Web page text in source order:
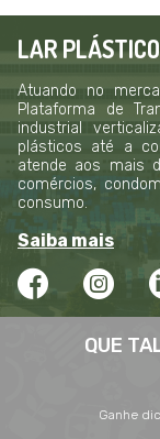
LAR
Atuando no
Plataforma de
industrial
plásticos até a
atende aos mais
comércios,
consumo.
Saiba mais
QUE
Ganhe